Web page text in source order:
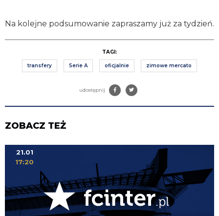
Na kolejne podsumowanie zapraszamy już za tydzień.
TAGI:
transfery Serie A oficjalnie zimowe mercato
udostępnij
ZOBACZ TEŻ
21.01
17:20